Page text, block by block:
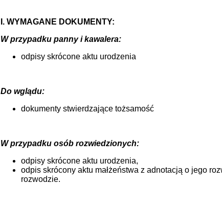
I. WYMAGANE DOKUMENTY:
W przypadku panny i kawalera:
odpisy skrócone aktu urodzenia
Do wglądu:
dokumenty stwierdzające tożsamość
W przypadku osób rozwiedzionych:
odpisy skrócone aktu urodzenia,
odpis skrócony aktu małżeństwa z adnotacją o jego
rozwodzie.